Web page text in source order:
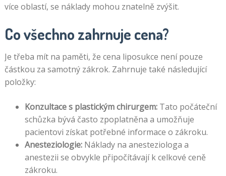
více oblastí, se náklady mohou znatelně zvýšit.
Co všechno zahrnuje cena?
Je třeba mít na paměti, že cena liposukce není pouze
částkou za samotný zákrok. Zahrnuje také následující
položky:
Konzultace s plastickým chirurgem:Tato počáteční
schůzka bývá často zpoplatněna a umožňuje
pacientovi získat potřebné informace o zákroku.
Anesteziologie:Náklady na anesteziologa a
anestezii se obvykle připočítávají k celkové ceně
zákroku.